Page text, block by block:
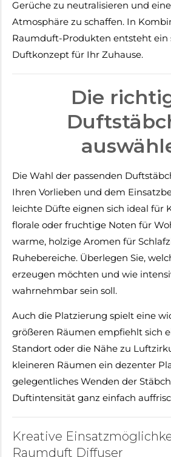
Gerüche zu neutralisieren und
Atmosphäre zu schaffen. In
Raumduft-Produkten entsteht ein
Duftkonzept für Ihr Zuhause.
Die
Die Wahl der passenden
Ihren Vorlieben und dem
leichte Düfte eignen sich ideal für
florale oder fruchtige Noten für
warme, holzige Aromen für
Ruhebereiche. Überlegen Sie,
erzeugen möchten und wie
wahrnehmbar sein soll.
Auch die Platzierung spielt eine
größeren Räumen empfiehlt sich
Standort oder die Nähe zu
kleineren Räumen ein dezenter
gelegentliches Wenden der
Duftintensität ganz einfach
Kreative
Raumduft Diffuser